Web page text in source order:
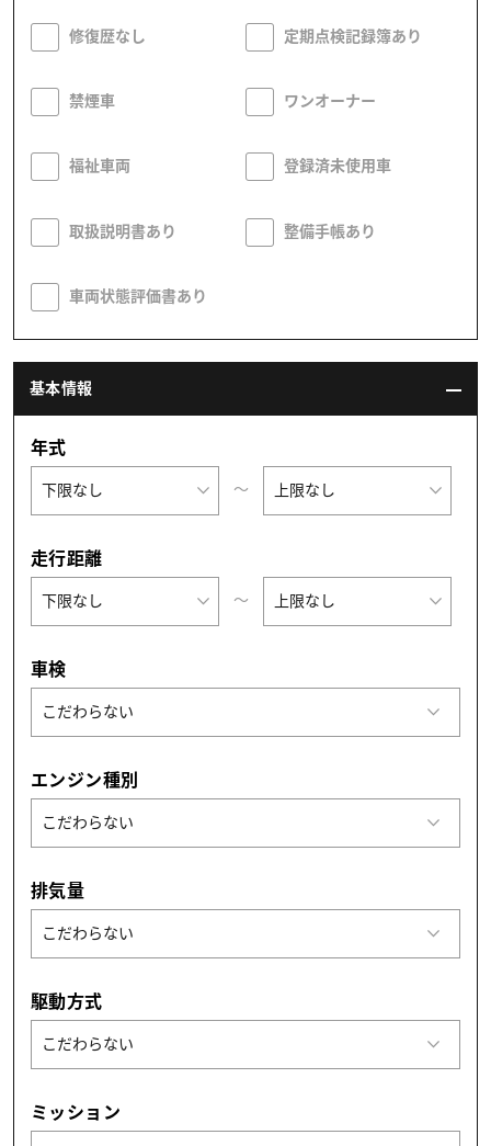
修復歴なし 定期点検記録簿あり
禁煙車 ワンオーナー
福祉車両 登録済未使用車
取扱説明書あり 整備手帳あり
車両状態評価書あり
基本情報
年式
〜
走行距離
〜
車検
エンジン種別
排気量
駆動方式
ミッション